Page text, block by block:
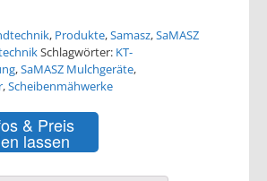
, Produkte,Samasz,SaMASZ
Schlagwörter: KT-
,SaMASZ Mulchgeräte,
,Scheibenmähwerke
& Preis
lassen